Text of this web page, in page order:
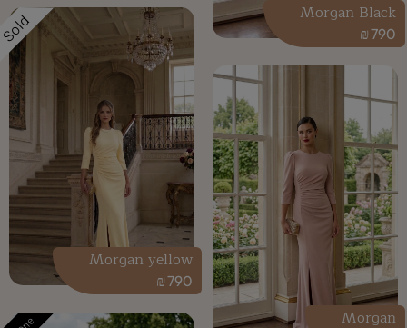
790
₪
Morgan Black
Morgan
Sold
790
₪
Morgan yellow